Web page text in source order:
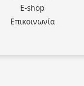
E-shop
Επικοινωνία